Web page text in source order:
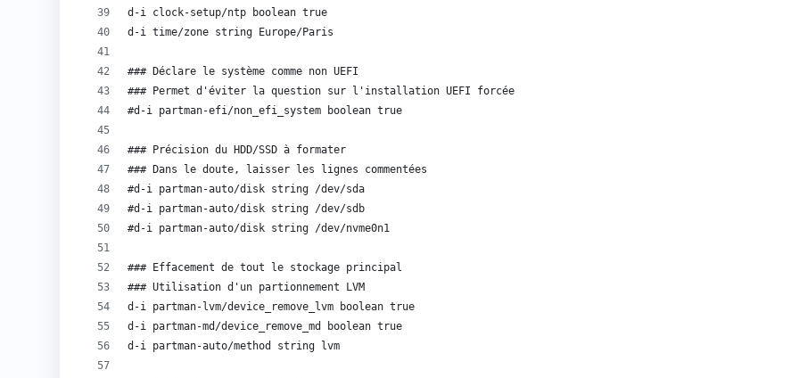
d-i clock-setup/ntp boolean true
d-i time/zone string Europe/Paris
### Déclare le système comme non UEFI
### Permet d'éviter la question sur l'installation UEFI forcée
#d-i partman-efi/non_efi_system boolean true
### Précision du HDD/SSD à formater
### Dans le doute, laisser les lignes commentées
#d-i partman-auto/disk string /dev/sda
#d-i partman-auto/disk string /dev/sdb
#d-i partman-auto/disk string /dev/nvme0n1
### Effacement de tout le stockage principal
### Utilisation d'un partionnement LVM
d-i partman-lvm/device_remove_lvm boolean true
d-i partman-md/device_remove_md boolean true
d-i partman-auto/method string lvm